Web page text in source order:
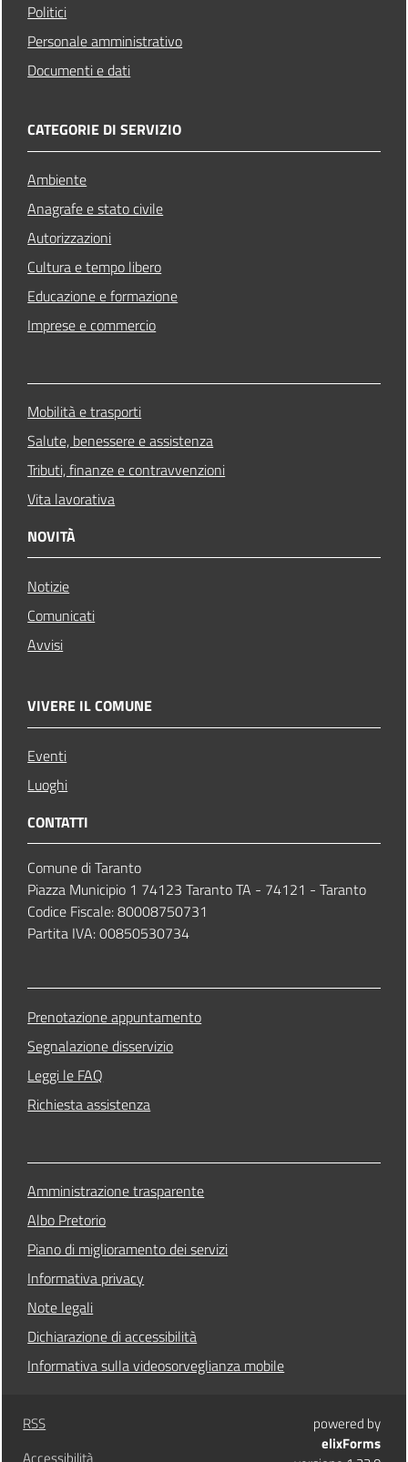
Politici
Personale amministrativo
Documenti e dati
CATEGORIE DI SERVIZIO
Ambiente
Anagrafe e stato civile
Autorizzazioni
Cultura e tempo libero
Educazione e formazione
Imprese e commercio
Mobilità e trasporti
Salute, benessere e assistenza
Tributi, finanze e contravvenzioni
Vita lavorativa
NOVITÀ
Notizie
Comunicati
Avvisi
VIVERE IL COMUNE
Eventi
Luoghi
CONTATTI
Comune di Taranto
Piazza Municipio 1 74123 Taranto TA - 74121 - Taranto
Codice Fiscale: 80008750731
Partita IVA: 00850530734
Prenotazione appuntamento
Segnalazione disservizio
Leggi le FAQ
Richiesta assistenza
Amministrazione trasparente
Albo Pretorio
Piano di miglioramento dei servizi
Informativa privacy
Note legali
Dichiarazione di accessibilità
Informativa sulla videosorveglianza mobile
RSS
powered by
elixForms